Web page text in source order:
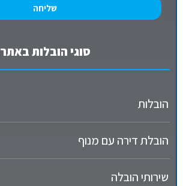
שליחה
סוגי הובלות באתר
הובלות
הובלת דירה עם מנוף
שירותי הובלה